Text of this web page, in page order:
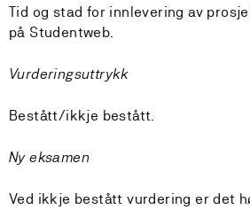
Tid og stad for innlevering av
på Studentweb.
Vurderingsuttrykk
Bestått/ikkje bestått.
Ny eksamen
Ved ikkje bestått vurdering er det